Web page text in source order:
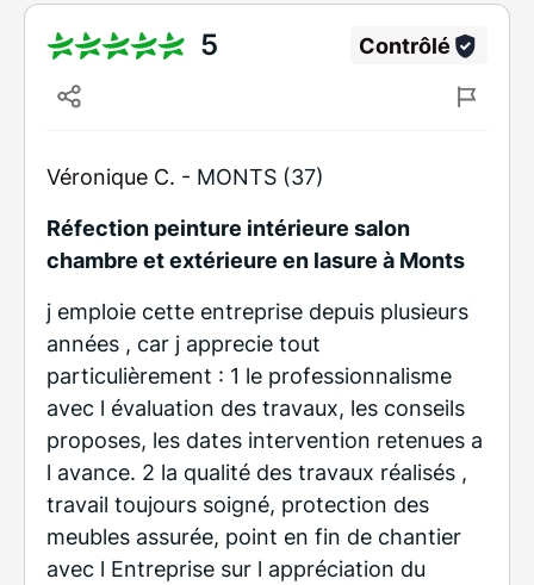
5 Contrôlé
Véronique C. - MONTS (37)
Réfection peinture intérieure salon
chambre et extérieure en lasure à Monts
j emploie cette entreprise depuis plusieurs
années , car j apprecie tout
particulièrement : 1 le professionnalisme
avec l évaluation des travaux, les conseils
proposes, les dates intervention retenues a
l avance. 2 la qualité des travaux réalisés ,
travail toujours soigné, protection des
meubles assurée, point en fin de chantier
avec l Entreprise sur l appréciation du